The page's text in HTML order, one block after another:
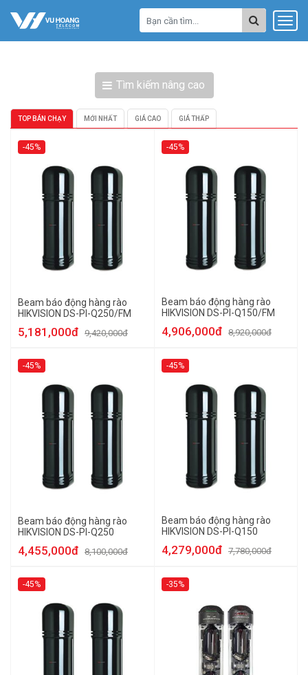
Tìm kiếm nâng cao
TOP BÁN CHẠY MỚI NHẤT GIÁ CAO GIÁ THẤP
-45%
Beam báo động hàng rào
HIKVISION DS-PI-Q250/FM
5,181,000đ 9,420,000đ
-45%
Beam báo động hàng rào
HIKVISION DS-PI-Q150/FM
4,906,000đ 8,920,000đ
-45%
Beam báo động hàng rào
HIKVISION DS-PI-Q250
4,455,000đ 8,100,000đ
-45%
Beam báo động hàng rào
HIKVISION DS-PI-Q150
4,279,000đ 7,780,000đ
-45% -35%